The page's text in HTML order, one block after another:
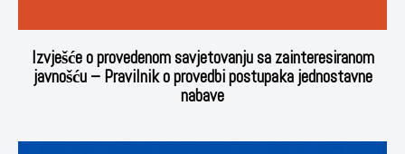
Izvješće o provedenom savjetovanju sa zainteresiranom
javnošću – Pravilnik o provedbi postupaka jednostavne
nabave